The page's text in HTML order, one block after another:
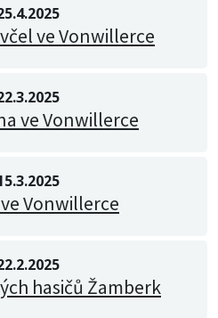
ve Vonwillerce
ve Vonwillerce
Vonwillerce
hasičů Žamberk